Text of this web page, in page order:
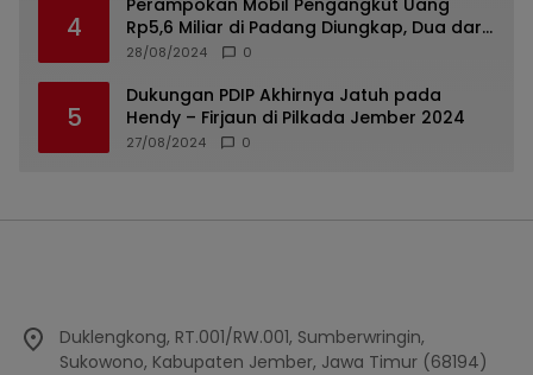
4
Rp5,6 Miliar di Padang Diungkap, Dua dari
Tiga Tersangka Merupakan Oknum Polisi
28/08/2024 0
5
Dukungan PDIP Akhirnya Jatuh pada
Hendy – Firjaun di Pilkada Jember 2024
27/08/2024 0
Duklengkong, RT.001/RW.001, Sumberwringin,
Sukowono, Kabupaten Jember, Jawa Timur (68194)